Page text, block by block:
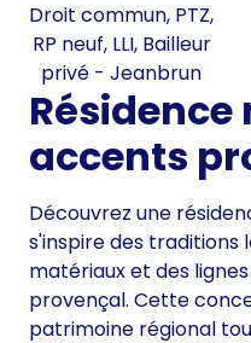
Droit commun, PTZ,
RP neuf, LLI, Bailleur
privé - Jeanbrun
accents
Découvrez une
s'inspire des traditions
matériaux et des
provençal. Cette
patrimoine régional